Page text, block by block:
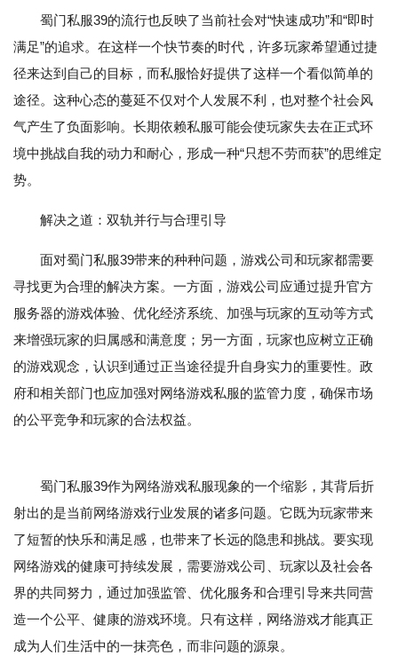
蜀门私服39的流行也反映了当前社会对“快速成功”和“即时
满足”的追求。在这样一个快节奏的时代，许多玩家希望通过捷
径来达到自己的目标，而私服恰好提供了这样一个看似简单的
途径。这种心态的蔓延不仅对个人发展不利，也对整个社会风
气产生了负面影响。长期依赖私服可能会使玩家失去在正式环
境中挑战自我的动力和耐心，形成一种“只想不劳而获”的思维定
势。
解决之道：双轨并行与合理引导
面对蜀门私服39带来的种种问题，游戏公司和玩家都需要
寻找更为合理的解决方案。一方面，游戏公司应通过提升官方
服务器的游戏体验、优化经济系统、加强与玩家的互动等方式
来增强玩家的归属感和满意度；另一方面，玩家也应树立正确
的游戏观念，认识到通过正当途径提升自身实力的重要性。政
府和相关部门也应加强对网络游戏私服的监管力度，确保市场
的公平竞争和玩家的合法权益。
蜀门私服39作为网络游戏私服现象的一个缩影，其背后折
射出的是当前网络游戏行业发展的诸多问题。它既为玩家带来
了短暂的快乐和满足感，也带来了长远的隐患和挑战。要实现
网络游戏的健康可持续发展，需要游戏公司、玩家以及社会各
界的共同努力，通过加强监管、优化服务和合理引导来共同营
造一个公平、健康的游戏环境。只有这样，网络游戏才能真正
成为人们生活中的一抹亮色，而非问题的源泉。